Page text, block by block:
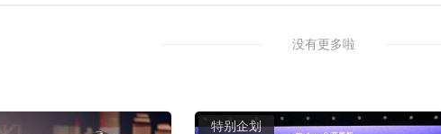
没有更多啦
特别企划